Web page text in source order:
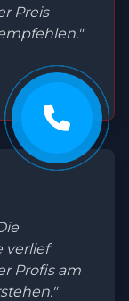
Preis
verlief
Profis am